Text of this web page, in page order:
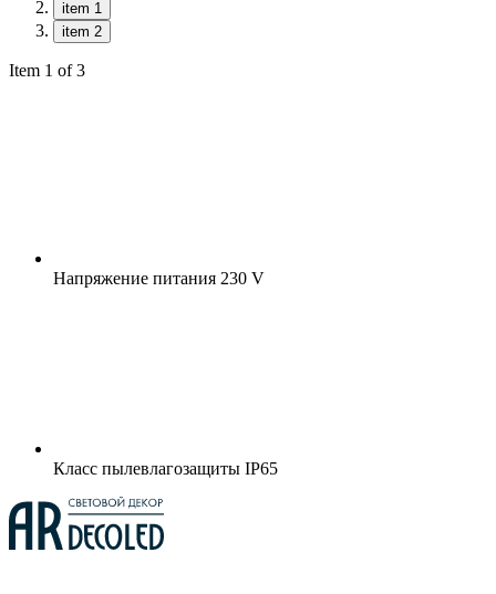
item 1
item 2
Item 1 of 3
Напряжение питания 230 V
Класс пылевлагозащиты IP65